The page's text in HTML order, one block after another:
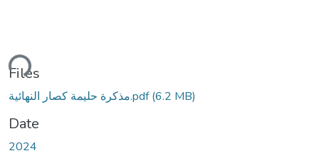
Files
مذكرة حليمة كصار النهائية.pdf(6.2 MB)
Date
2024